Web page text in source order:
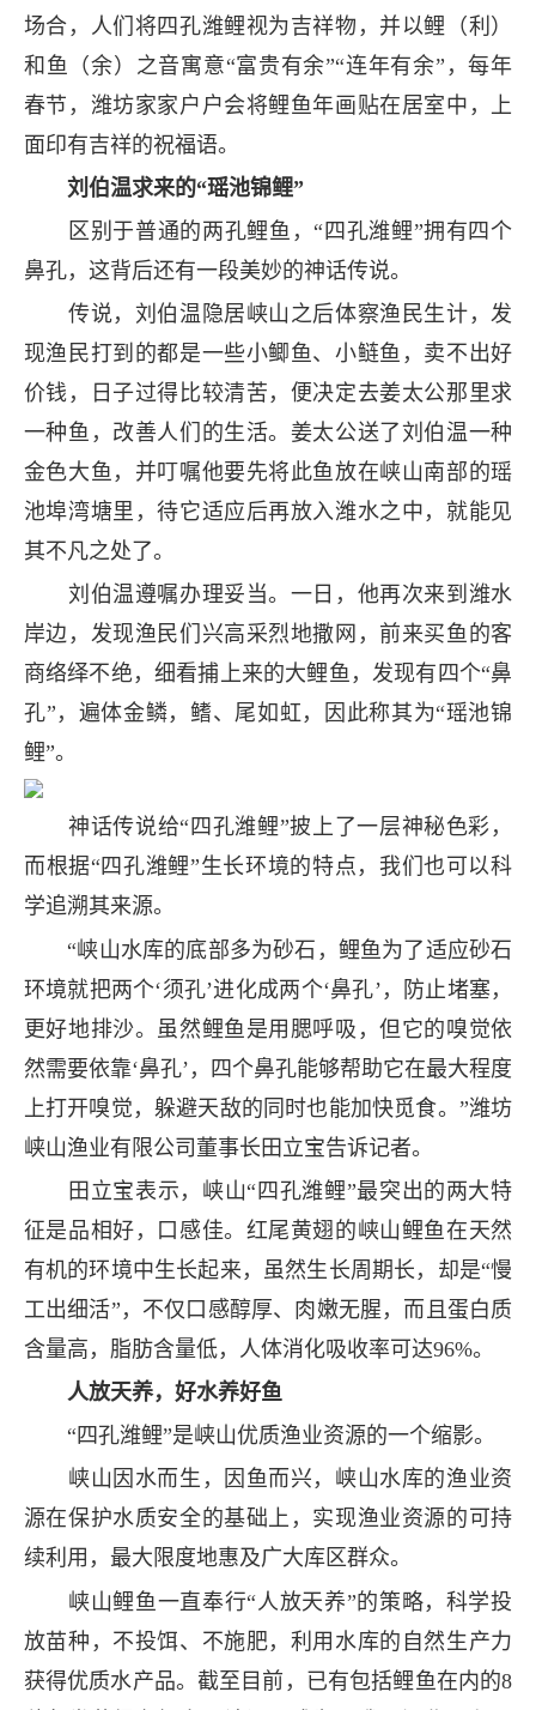
场合，人们将四孔潍鲤视为吉祥物，并以鲤（利）
和鱼（余）之音寓意“富贵有余”“连年有余”，每年
春节，潍坊家家户户会将鲤鱼年画贴在居室中，上
面印有吉祥的祝福语。
刘伯温求来的“瑶池锦鲤”
区别于普通的两孔鲤鱼，“四孔潍鲤”拥有四个
鼻孔，这背后还有一段美妙的神话传说。
传说，刘伯温隐居峡山之后体察渔民生计，发
现渔民打到的都是一些小鲫鱼、小鲢鱼，卖不出好
价钱，日子过得比较清苦，便决定去姜太公那里求
一种鱼，改善人们的生活。姜太公送了刘伯温一种
金色大鱼，并叮嘱他要先将此鱼放在峡山南部的瑶
池埠湾塘里，待它适应后再放入潍水之中，就能见
其不凡之处了。
刘伯温遵嘱办理妥当。一日，他再次来到潍水
岸边，发现渔民们兴高采烈地撒网，前来买鱼的客
商络绎不绝，细看捕上来的大鲤鱼，发现有四个“鼻
孔”，遍体金鳞，鳍、尾如虹，因此称其为“瑶池锦
鲤”。
神话传说给“四孔潍鲤”披上了一层神秘色彩，
而根据“四孔潍鲤”生长环境的特点，我们也可以科
学追溯其来源。
“峡山水库的底部多为砂石，鲤鱼为了适应砂石
环境就把两个‘须孔’进化成两个‘鼻孔’，防止堵塞，
更好地排沙。虽然鲤鱼是用腮呼吸，但它的嗅觉依
然需要依靠‘鼻孔’，四个鼻孔能够帮助它在最大程度
上打开嗅觉，躲避天敌的同时也能加快觅食。”潍坊
峡山渔业有限公司董事长田立宝告诉记者。
田立宝表示，峡山“四孔潍鲤”最突出的两大特
征是品相好，口感佳。红尾黄翅的峡山鲤鱼在天然
有机的环境中生长起来，虽然生长周期长，却是“慢
工出细活”，不仅口感醇厚、肉嫩无腥，而且蛋白质
含量高，脂肪含量低，人体消化吸收率可达96%。
人放天养，好水养好鱼
“四孔潍鲤”是峡山优质渔业资源的一个缩影。
峡山因水而生，因鱼而兴，峡山水库的渔业资
源在保护水质安全的基础上，实现渔业资源的可持
续利用，最大限度地惠及广大库区群众。
峡山鲤鱼一直奉行“人放天养”的策略，科学投
放苗种，不投饵、不施肥，利用水库的自然生产力
获得优质水产品。截至目前，已有包括鲤鱼在内的8